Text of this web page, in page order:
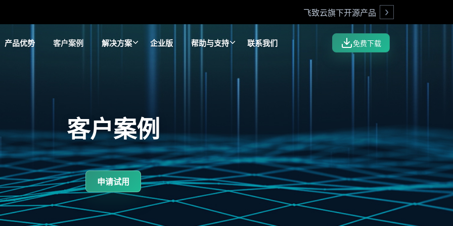
飞致云旗下开源产品 Open
产品优势 客户案例 解决方案 企业版 帮助与支持 联系我们 免费下载
客户案例
申请试用